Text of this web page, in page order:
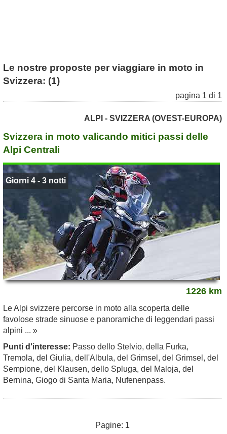
Le nostre proposte per viaggiare in moto in
Svizzera: (1)
pagina 1 di 1
ALPI - SVIZZERA (OVEST-EUROPA)
Svizzera in moto valicando mitici passi delle
Alpi Centrali
Giorni 4 - 3 notti
1226 km
Le Alpi svizzere percorse in moto alla scoperta delle
favolose strade sinuose e panoramiche di leggendari passi
alpini ... »
Punti d'interesse: Passo dello Stelvio, della Furka,
Tremola, del Giulia, dell'Albula, del Grimsel, del Grimsel, del
Sempione, del Klausen, dello Spluga, del Maloja, del
Bernina, Giogo di Santa Maria, Nufenenpass.
Pagine: 1